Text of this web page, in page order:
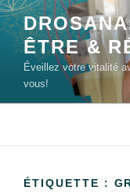
ÊTRE &
Éveillez votre vitalité
vous!
ÉTIQUETTE :